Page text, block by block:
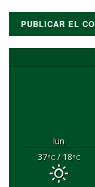
lun
37°C/ 18°C